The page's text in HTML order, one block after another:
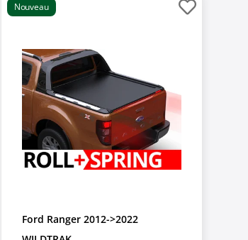
Nouveau
Ford Ranger 2012->2022